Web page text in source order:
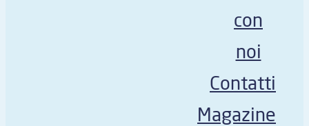
con
noi
Contatti
Magazine